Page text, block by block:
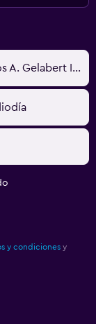
Ciudad de Panamá, Panamá - Marcos A. Gelabert Intl (PAC)
y condiciones y